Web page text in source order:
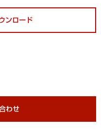
ンロード
わせ